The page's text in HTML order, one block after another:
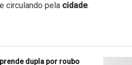
e circulando pela cidade.
prende dupla por roubo